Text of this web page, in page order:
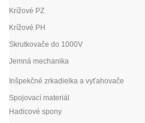
Krížové PZ
Krížové PH
Skrutkovače do 1000V
Jemná mechanika
Inšpekčné zrkadielka a vyťahovače
Spojovací materiál
Hadicové spony